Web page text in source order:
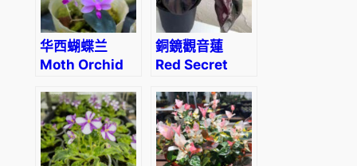
华西蝴蝶兰
Moth Orchid
wilsonii)
銅鏡觀音蓮
Red Secret
cuprea red)